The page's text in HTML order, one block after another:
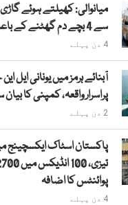
میانوالی: کھیلتے ہوئے
سے 4 بچے دم گھٹنے کے باعث جاں بحق
4 دن پہلے
آبنائے ہرمز میں یونانی ایل
پراسرار واقعہ، کمپنی کا
2 دن پہلے
پاکستان اسٹاک ایکسچینج
پوائنٹس کا اضافہ
4 دن پہلے